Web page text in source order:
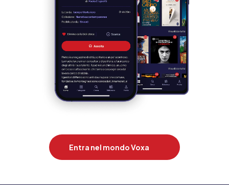
Entra nel mondo Voxa